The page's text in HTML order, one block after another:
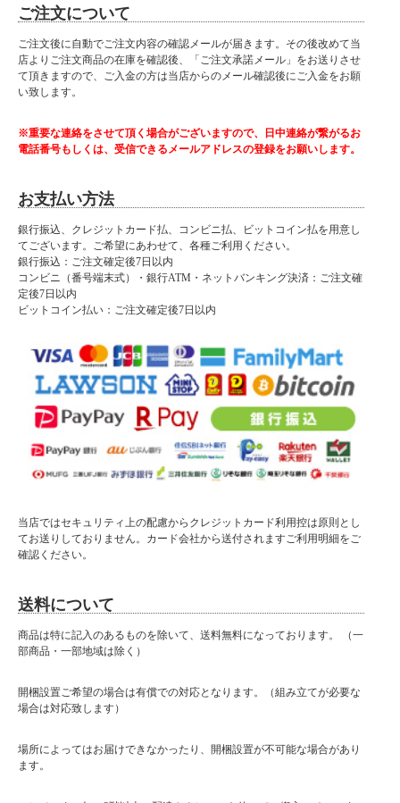
ご注文について
ご注文後に自動でご注文内容の確認メールが届きます。その後改めて当
店よりご注文商品の在庫を確認後、「ご注文承諾メール」をお送りさせ
て頂きますので、ご入金の方は当店からのメール確認後にご入金をお願
い致します。
※重要な連絡をさせて頂く場合がございますので、日中連絡が繋がるお
電話番号もしくは、受信できるメールアドレスの登録をお願いします。
お支払い方法
銀行振込、クレジットカード払、コンビニ払、ビットコイン払を用意し
てございます。ご希望にあわせて、各種ご利用ください。
銀行振込：ご注文確定後7日以内
コンビニ（番号端末式）・銀行ATM・ネットバンキング決済：ご注文確
定後7日以内
ビットコイン払い：ご注文確定後7日以内
当店ではセキュリティ上の配慮からクレジットカード利用控は原則とし
てお送りしておりません。カード会社から送付されますご利用明細をご
確認ください。
送料について
商品は特に記入のあるものを除いて、送料無料になっております。 （一
部商品・一部地域は除く）
開梱設置ご希望の場合は有償での対応となります。（組み立てが必要な
場合は対応致します）
場所によってはお届けできなかったり、開梱設置が不可能な場合があり
ます。